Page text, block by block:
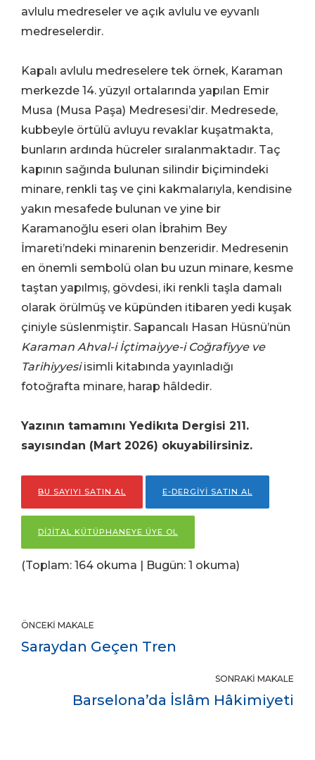
avlulu medreseler ve açık avlulu ve eyvanlı
medreselerdir.
Kapalı avlulu medreselere tek örnek, Karaman
merkezde 14. yüzyıl ortalarında yapılan Emir
Musa (Musa Paşa) Medresesi’dir. Medresede,
kubbeyle örtülü avluyu revaklar kuşatmakta,
bunların ardında hücreler sıralanmaktadır. Taç
kapının sağında bulunan silindir biçimindeki
minare, renkli taş ve çini kakmalarıyla, kendisine
yakın mesafede bulunan ve yine bir
Karamanoğlu eseri olan İbrahim Bey
İmareti’ndeki minarenin benzeridir. Medresenin
en önemli sembolü olan bu uzun minare, kesme
taştan yapılmış, gövdesi, iki renkli taşla damalı
olarak örülmüş ve küpünden itibaren yedi kuşak
çiniyle süslenmiştir. Sapancalı Hasan Hüsnü’nün
Karaman Ahval-i İçtimaiyye-i Coğrafiyye ve
Tarihiyyesiisimli kitabında yayınladığı
fotoğrafta minare, harap hâldedir.
Yazının tamamını Yedikıta Dergisi 211.
sayısından (Mart 2026) okuyabilirsiniz.
BU SAYIYI SATIN AL E-DERGİYİ SATIN AL
DİJİTAL KÜTÜPHANEYE ÜYE OL
(Toplam: 164 okuma | Bugün: 1 okuma)
ÖNCEKI MAKALE
Saraydan Geçen Tren
SONRAKI MAKALE
Barselona’da İslâm Hâkimiyeti